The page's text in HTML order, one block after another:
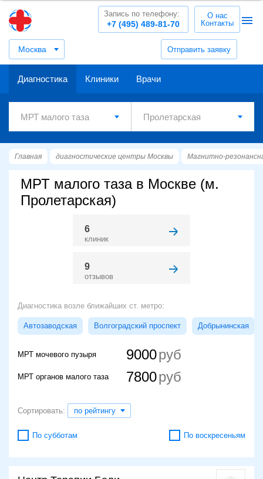
Москва Отправить заявку
+7 (495) 489-81-70
Запись по телефону:
О нас
Контакты
Диагностика Клиники Врачи
Главная диагностические центры Москвы Магнитно-
МРТ малого таза в Москве (м.
Пролетарская)
6
клиник
9
отзывов
Диагностика возле ближайших ст. метро:
Автозаводская Волгоградский проспект Добрынинская
МРТ мочевого пузыря 9000
МРТ органов малого таза 7800
Сортировать: по рейтингу
По субботам По воскресеньям